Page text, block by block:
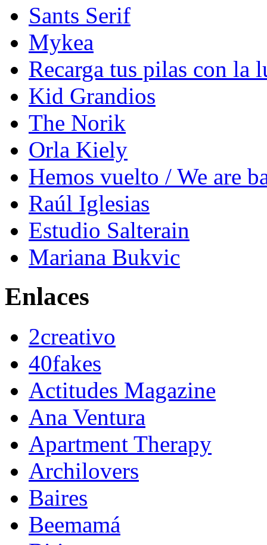
Sants Serif
Mykea
Recarga tus pilas con la
Kid Grandios
The Norik
Orla Kiely
Hemos vuelto / We are
Raúl Iglesias
Estudio Salterain
Mariana Bukvic
Enlaces
2creativo
40fakes
Actitudes Magazine
Ana Ventura
Apartment Therapy
Archilovers
Baires
Beemamá